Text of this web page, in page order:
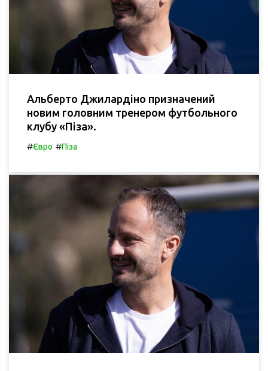
Альберто Джилардіно призначений
новим головним тренером футбольного
клубу «Піза».
#Євро #Піза